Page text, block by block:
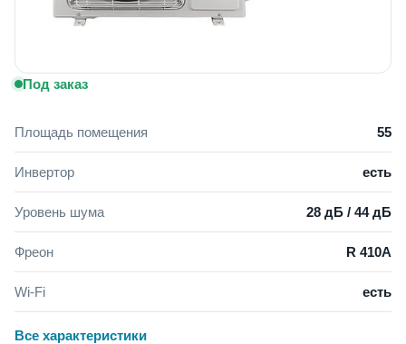
Под заказ
Площадь помещения 55
Инвертор есть
Уровень шума 28 дБ / 44 дБ
Фреон R 410A
Wi-Fi есть
Все характеристики